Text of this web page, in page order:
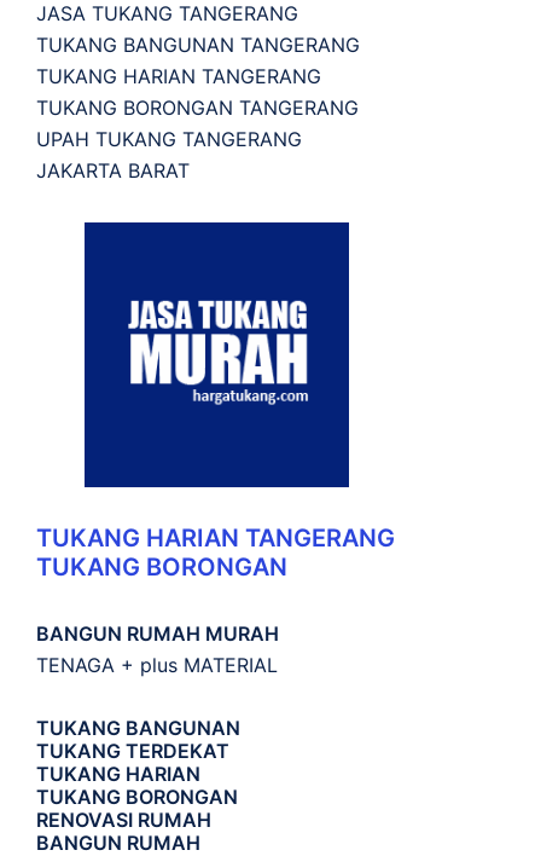
JASA TUKANG TANGERANG
TUKANG BANGUNAN TANGERANG
TUKANG HARIAN TANGERANG
TUKANG BORONGAN TANGERANG
UPAH TUKANG TANGERANG
JAKARTA BARAT
TUKANG HARIAN TANGERANG
TUKANG BORONGAN
BANGUN RUMAH MURAH
TENAGA + plus MATERIAL
TUKANG BANGUNAN
TUKANG TERDEKAT
TUKANG HARIAN
TUKANG BORONGAN
RENOVASI RUMAH
BANGUN RUMAH